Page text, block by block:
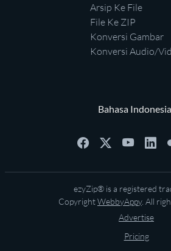
Arsip Ke File
File Ke ZIP
Konversi Gambar
Konversi Audio/
Bahasa Indonesia
ezyZip® is a registered
CopyrightWebbyAppy. All
Advertise
Pricing